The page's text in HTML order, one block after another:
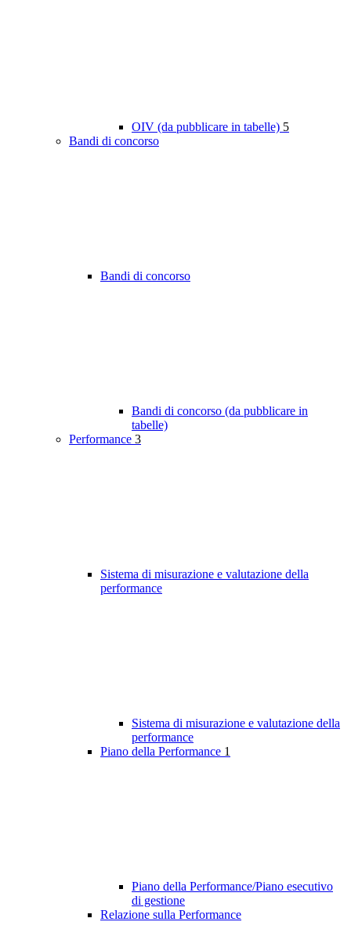
OIV (da pubblicare in tabelle) 5
Bandi di concorso
Bandi di concorso
Bandi di concorso (da pubblicare in
tabelle)
Performance 3
Sistema di misurazione e valutazione della
performance
Sistema di misurazione e valutazione della
performance
Piano della Performance 1
Piano della Performance/Piano esecutivo
di gestione
Relazione sulla Performance